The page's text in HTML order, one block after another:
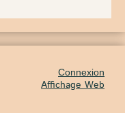
Connexion
Affichage Web